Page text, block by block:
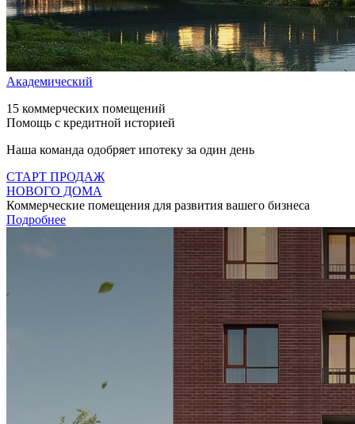
Академический
15 коммерческих помещений
Помощь с кредитной историей
Наша команда одобряет ипотеку за один день
СТАРТ ПРОДАЖ
НОВОГО ДОМА
Коммерческие помещения для развития вашего бизнеса
Подробнее